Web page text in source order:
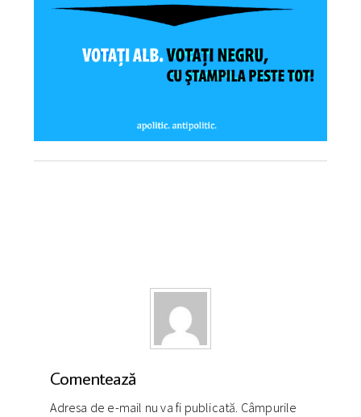
Comentează
Adresa de e-mail nu va fi publicată. Câmpurile